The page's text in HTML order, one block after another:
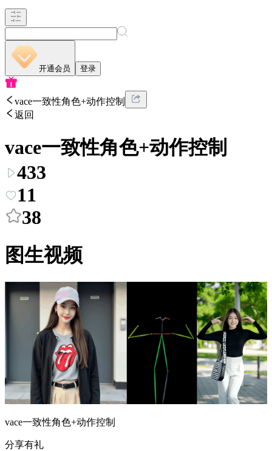
开通会员 登录
vace一致性角色+动作控制
返回
vace一致性角色+动作控制
433
11
38
图生视频
vace一致性角色+动作控制
分享有礼